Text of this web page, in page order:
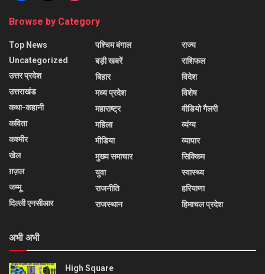
Browse by Category
Top News
Uncategorized
उत्तर प्रदेश
उत्तराखंड
कथा-कहानी
कविता
कश्मीर
खेल
ग़ज़ल
जम्मू
दिल्ली एनसीआर
पश्चिम बंगाल
बड़ी खबरें
बिहार
मध्य प्रदेश
महाराष्ट्र
महिला
मीडिया
मुख्य समाचार
युवा
राजनीति
राजस्थान
राज्य
राशिफल
विदेश
विशेष
वीडियो गैलरी
व्यंग्य
व्यापार
सिक्किम
स्वास्थ्य
हरियाणा
हिमाचल प्रदेश
अभी अभी
High Square